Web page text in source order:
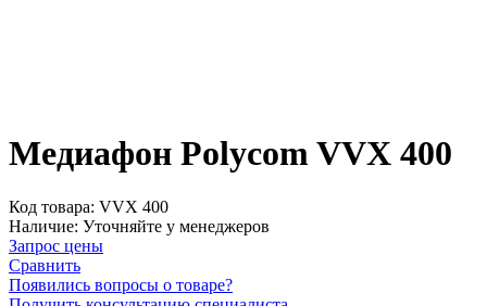
Медиафон Polycom VVX 400
Код товара: VVX 400
Наличие: Уточняйте у менеджеров
Запрос цены
Сравнить
Появились вопросы о товаре?